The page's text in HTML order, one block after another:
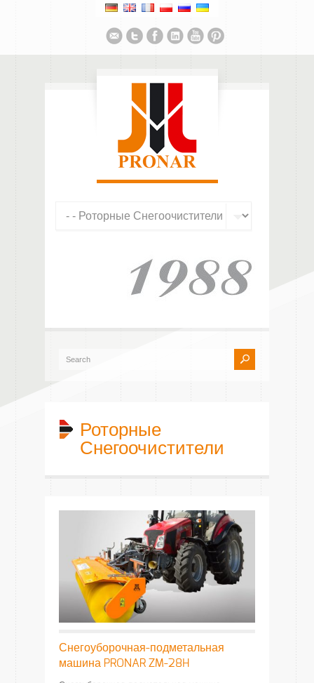
Роторные
Снегоочистители
Снегоуборочная-подметальная
машина PRONAR ZM-28H